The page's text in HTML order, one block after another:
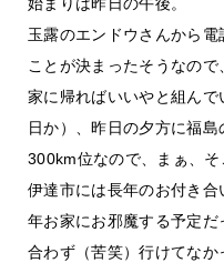
玉露のエンドウさんから
ことが決まったそうなの
家に帰ればいいやと組ん
日か）、昨日の夕方に福島
300km位なので、まぁ、そ
伊達市には長年のお付き
年お家にお邪魔する予定
合わず（苦笑）行けてなか